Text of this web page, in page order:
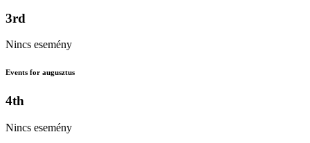
3rd
Nincs esemény
Events for augusztus
4th
Nincs esemény